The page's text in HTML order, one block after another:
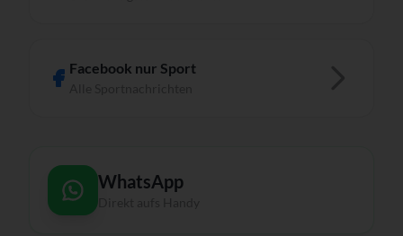
Facebook nur Sport
WhatsApp